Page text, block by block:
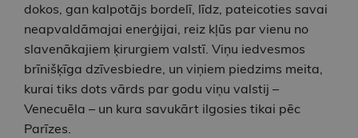
dokos, gan kalpotājs bordelī, līdz, pateicoties savai
neapvaldāmajai enerģijai, reiz kļūs par vienu no
slavenākajiem ķirurgiem valstī. Viņu iedvesmos
brīnišķīga dzīvesbiedre, un viņiem piedzims meita,
kurai tiks dots vārds par godu viņu valstij –
Venecuēla – un kura savukārt ilgosies tikai pēc
Parīzes.